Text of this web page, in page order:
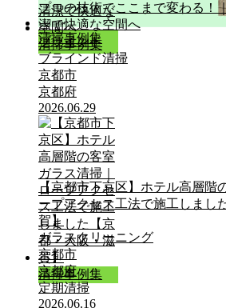
清掃事例集
清掃事例集
プロの技術でここまで変わる！
潔で快適な空間へ
ブラインド
ブラインド清掃
京都市
京都府
2026.06.29
清掃事例集
【京都市下京区】ホテル高層階
ープアクセス工法で施工しまし
賀】
ガラスクリーニング
京都市
京都府
定期清掃
2026.06.16